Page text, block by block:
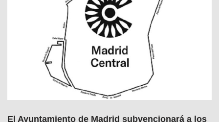
El Ayuntamiento de Madrid subvencionará a los